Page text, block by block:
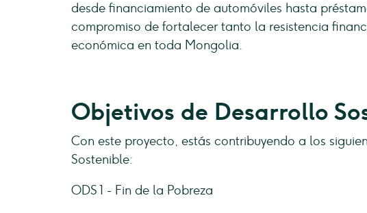
desde financiamiento de automóviles hasta
compromiso de fortalecer tanto la resistencia
económica en toda Mongolia.
Objetivos de Desarrollo
Con este proyecto, estás contribuyendo a los
Sostenible:
ODS 1 - Fin de la Pobreza